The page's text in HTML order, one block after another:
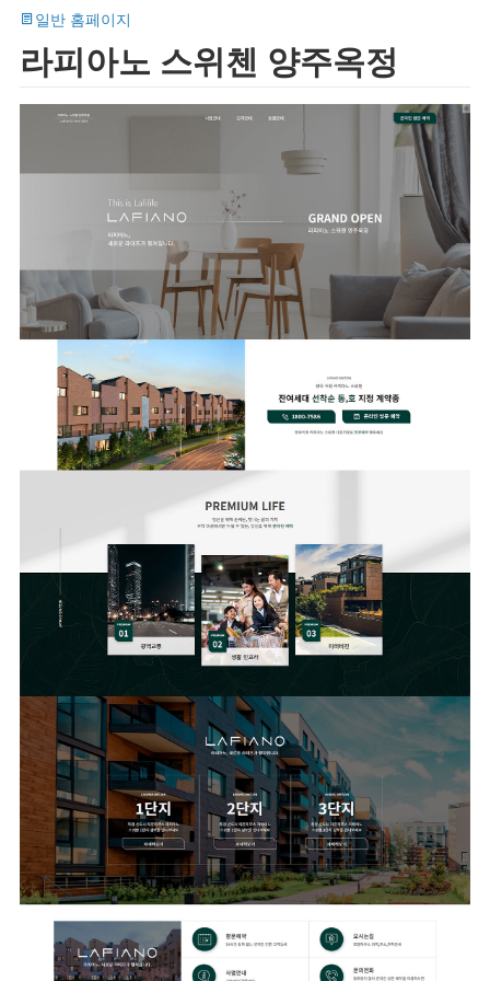
일반 홈페이지
라피아노 스위첸 양주옥정